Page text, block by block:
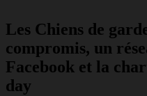
Les Chiens de
compromis, un
Facebook et la
day